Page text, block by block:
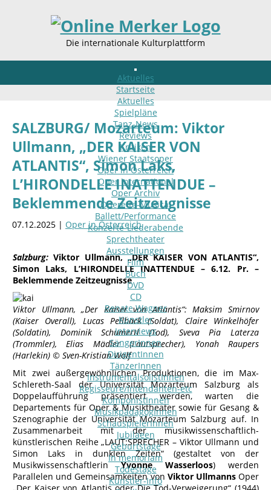
Die internationale Kulturplattform
Aktuelles
Startseite
Aktuelles
Spielpläne
Tanz-News
Reviews
Kritiken
Wiener Staatsoper
Oper in Österreich
Oper international
Oper Archiv
Operette-Musical
Ballett/Performance
Konzerte-Liederabende
Sprechtheater
Ausstellungen
Film
Buch
DVD
CD
Renate Wagner
Künstler
Interviews
SängerInnen
DirigentInnen
TänzerInnen
InstrumentalsolistInnen
Regisseure/Intendanten-etc
KomponistInnen
MusikpädagogInnen
SchauspielerInnen
Jubilaeen
Geburtstage
In memoriam
Todestage
Künstler-Info
SALZBURG/ Mozarteum: Viktor
Ullmann, „DER KAISER VON
ATLANTIS“, Simon Laks,
L’HIRONDELLE INATTENDUE –
Beklemmende Zeitzeugnisse
07.12.2025 | Oper in Österreich
Salzburg: Viktor Ullmann, „DER KAISER VON ATLANTIS“,
Simon Laks, L’HIRONDELLE INATTENDUE – 6.12. Pr. –
Beklemmende Zeitzeugnisse
Viktor Ullmann, „Der Kaiser von Atlantis“: Maksim Smirnov
(Kaiser Overall), Lucas Pellbäck (Soldat), Claire Winkelhöfer
(Soldatin), Dominik Schumertl (Tod), Sveva Pia Laterza
(Trommler), Elias Mädler (Lautsprecher), Yonah Raupers
(Harlekin) © Sven-Kristian Wolf
Mit zwei außergewöhnlichen Produktionen, die im Max-
Schlereth-Saal der Universität Mozarteum Salzburg als
Doppelaufführung präsentiert werden, warten die
Departements für Oper & Musiktheater sowie für Gesang &
Szenographie der Universität Mozarteum Salzburg auf. In
Zusammenarbeit mit der musikwissenschaftlich-
künstlerischen Reihe „LAUT:SPRECHER – Viktor Ullmann und
Simon Laks in dunklen Zeiten“ (gestaltet von der
MusikwissenschaftlerinYvonne Wasserloos) werden
Parallelen und Gemeinsamkeiten von Viktor UllmannsOper